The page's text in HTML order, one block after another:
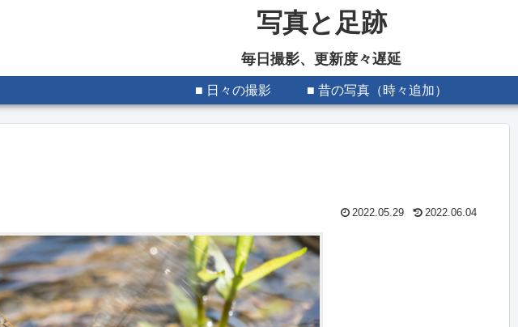
写真と足跡
毎日撮影、更新度々遅延
■ 日々の撮影 ■ 昔の写真（時々追加）
2022.05.29 2022.06.04